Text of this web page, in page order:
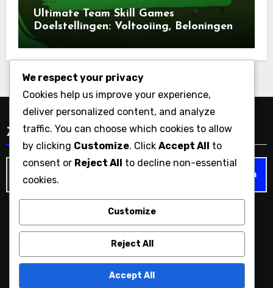
Ultimate Team Skill Games
Doelstellingen: Voltooiing, Beloningen,
Speler Items
Zoeken
Search
onderdekeizerskroon.nl
We respect your privacy
Cookies help us improve your experience,
deliver personalized content, and analyze
traffic. You can choose which cookies to allow
by clicking Customize. Click Accept All to
consent or Reject All to decline non-essential
cookies.
Customize
Reject All
Accept All